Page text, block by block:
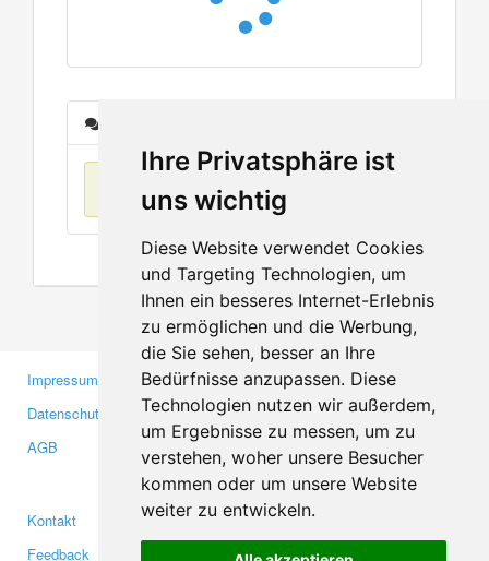
Ihre Privatsphäre ist
uns wichtig
Diese Website verwendet Cookies
und Targeting Technologien, um
Ihnen ein besseres Internet-Erlebnis
zu ermöglichen und die Werbung,
die Sie sehen, besser an Ihre
Bedürfnisse anzupassen. Diese
Technologien nutzen wir außerdem,
um Ergebnisse zu messen, um zu
verstehen, woher unsere Besucher
kommen oder um unsere Website
weiter zu entwickeln.
Keine Einträge
Impressum
Datenschutzerklärung
AGB
Gewerbetreibende
Investoren
Medien
Kontakt
Feedback
Facebook
Twitter